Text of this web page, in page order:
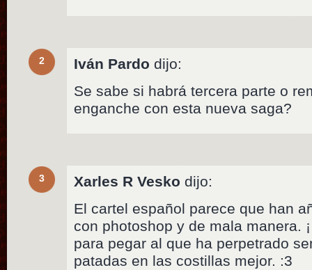
2 Iván Pardo dijo:
Se sabe si habrá tercera parte o
enganche con esta nueva saga?
3 Xarles R Vesko dijo:
El cartel español parece que han
con photoshop y de mala manera.
para pegar al que ha perpetrado
patadas en las costillas mejor. :3